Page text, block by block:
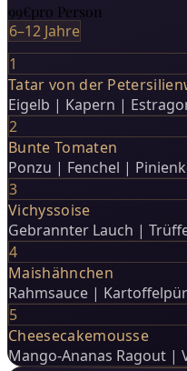
99€pro Person
6–12 Jahre
1
Tatar von der
Eigelb | Kapern |
2
Bunte Tomaten
Ponzu | Fenchel |
3
Vichyssoise
Gebrannter Lauch |
4
Maishähnchen
Rahmsauce |
5
Cheesecakemousse
Mango-Ananas Ragout |